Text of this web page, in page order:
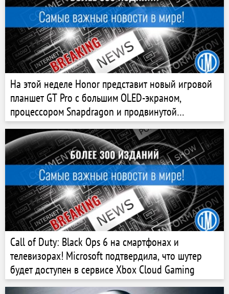
На этой неделе Honor представит новый игровой
планшет GT Pro с большим OLED-экраном,
процессором Snapdragon и продвинутой
аудиосистемой
Call of Duty: Black Ops 6 на смартфонах и
телевизорах! Microsoft подтвердила, что шутер
будет доступен в сервисе Xbox Cloud Gaming